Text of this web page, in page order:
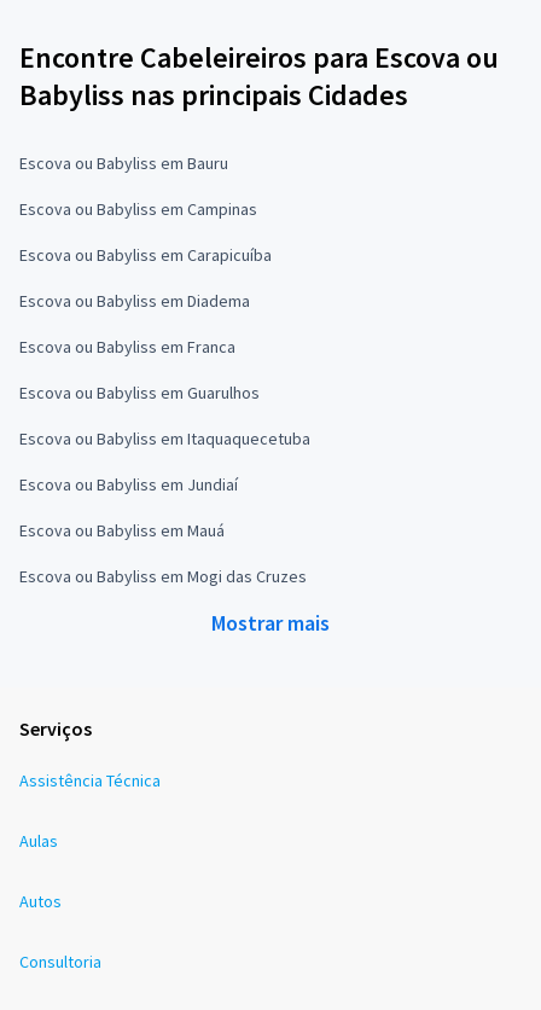
Encontre Cabeleireiros para Escova ou
Babyliss nas principais Cidades
Escova ou Babyliss em Bauru
Escova ou Babyliss em Campinas
Escova ou Babyliss em Carapicuíba
Escova ou Babyliss em Diadema
Escova ou Babyliss em Franca
Escova ou Babyliss em Guarulhos
Escova ou Babyliss em Itaquaquecetuba
Escova ou Babyliss em Jundiaí
Escova ou Babyliss em Mauá
Escova ou Babyliss em Mogi das Cruzes
Mostrar mais
Serviços
Assistência Técnica
Aulas
Autos
Consultoria